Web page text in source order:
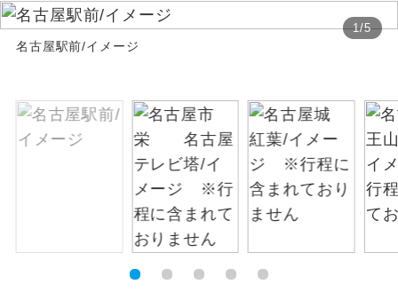
1/5
名古屋駅前/イメージ
然遺産を訪ねるコースです。
絶景
温泉 温泉地にも宿泊するコースです。
露天風呂
ご宿泊ホテルに露天風呂が付いていま
す。
ご宿泊ホテルに大浴場が付いています。
全てのお食事が付いていますので、お食
事の心配はいりません。（機内食を除